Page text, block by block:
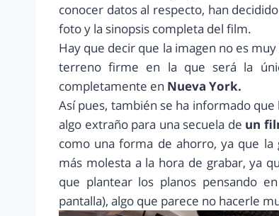
conocer datos al respecto, han
foto y la sinopsis completa del film.
Hay que decir que la imagen no es
terreno firme en la que será la
completamente en Nueva York.
Así pues, también se ha informado
algo extraño para una secuela de un
como una forma de ahorro, ya que la
más molesta a la hora de grabar, ya
que plantear los planos pensando
pantalla), algo que parece no hacerle